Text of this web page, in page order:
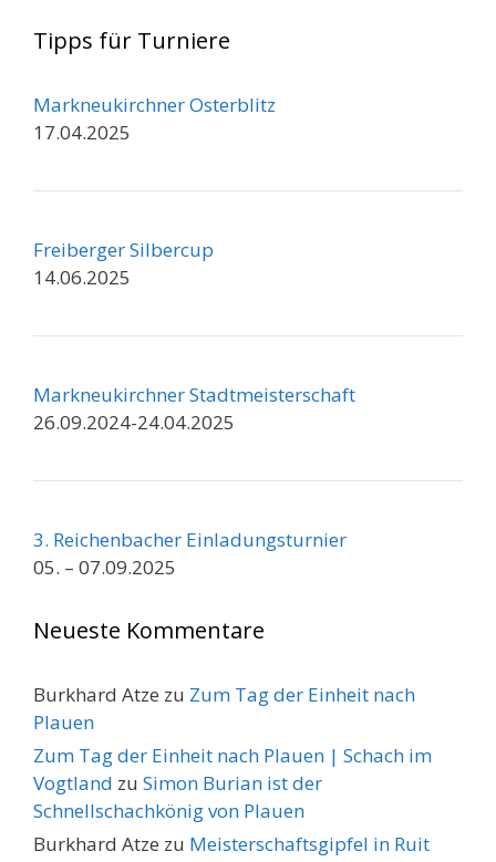
Tipps für Turniere
Markneukirchner Osterblitz
17.04.2025
Freiberger Silbercup
14.06.2025
Markneukirchner Stadtmeisterschaft
26.09.2024-24.04.2025
3. Reichenbacher Einladungsturnier
05. – 07.09.2025
Neueste Kommentare
Burkhard Atze zu Zum Tag der Einheit nach
Plauen
Zum Tag der Einheit nach Plauen | Schach im
Vogtland zu Simon Burian ist der
Schnellschachkönig von Plauen
Burkhard Atze zu Meisterschaftsgipfel in Ruit